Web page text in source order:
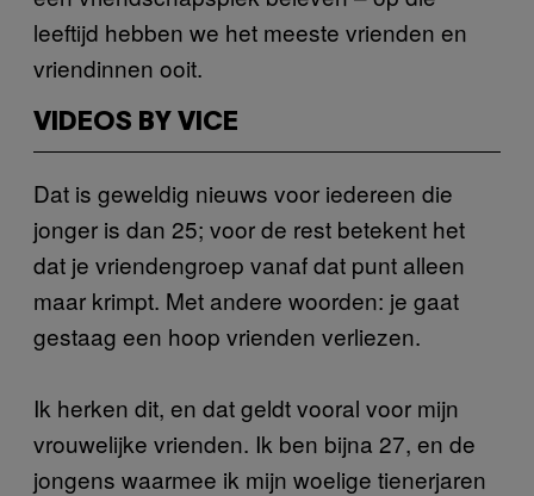
leeftijd hebben we het meeste vrienden en
vriendinnen ooit.
VIDEOS BY VICE
Dat is geweldig nieuws voor iedereen die
jonger is dan 25; voor de rest betekent het
dat je vriendengroep vanaf dat punt alleen
maar krimpt. Met andere woorden: je gaat
gestaag een hoop vrienden verliezen.
Ik herken dit, en dat geldt vooral voor mijn
vrouwelijke vrienden. Ik ben bijna 27, en de
jongens waarmee ik mijn woelige tienerjaren